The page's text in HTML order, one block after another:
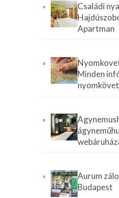
Családi
Apartman
Minden
Aurum
Budapest